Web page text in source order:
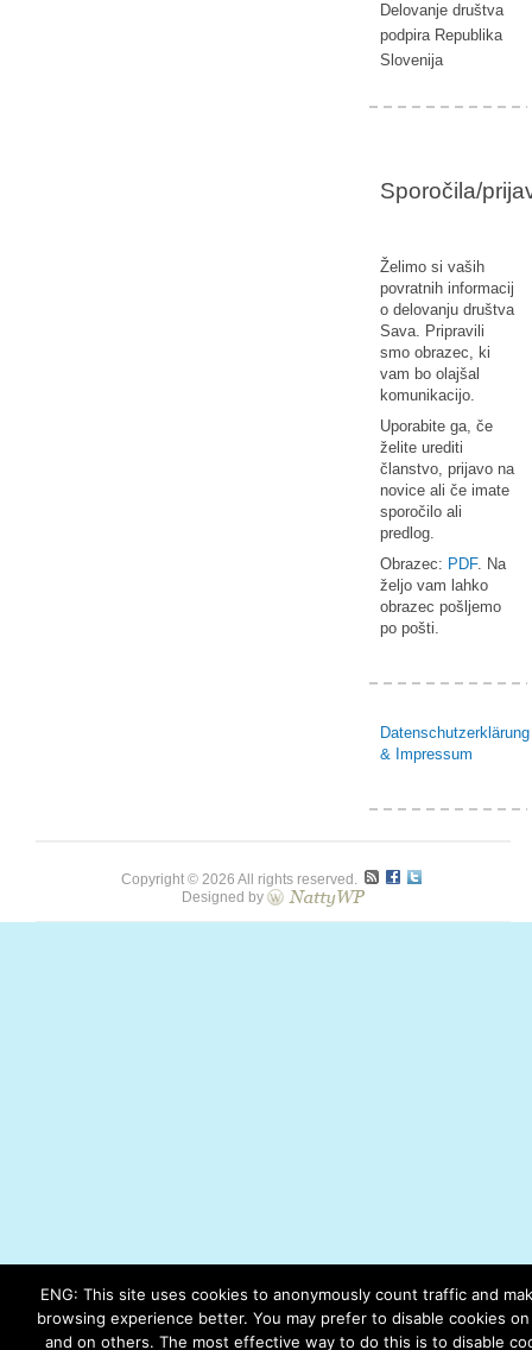
Delovanje društva
podpira Republika
Slovenija
Sporočila/
Želimo si vaših
povratnih informacij
o delovanju društva
Sava. Pripravili
smo obrazec, ki
vam bo olajšal
komunikacijo.
Uporabite ga, če
želite urediti
članstvo, prijavo na
novice ali če imate
sporočilo ali
predlog.
Obrazec: PDF. Na
željo vam lahko
obrazec pošljemo
po pošti.
Datenschutzerklärung
& Impressum
Copyright © 2026 All rights reserved.
Designed by
ENG: This site uses cookies to anonymously count traffic and
browsing experience better. You may prefer to disable cookies
and on others. The most effective way to do this is to disable